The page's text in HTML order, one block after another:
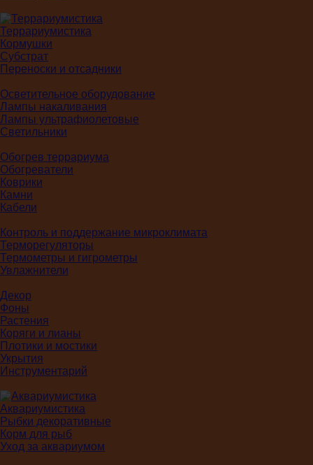
Террариумистика
Кормушки
Субстрат
Переноски и отсадники
Осветительное оборудование
Лампы накаливания
Лампы ультрафиолетовые
Светильники
Обогрев террариума
Обогреватели
Коврики
Камни
Кабели
Контроль и поддержание микроклимата
Терморегуляторы
Термометры и гигрометры
Увлажнители
Декор
Фоны
Растения
Коряги и лианы
Плотики и мостики
Укрытия
Инструментарий
Аквариумистика
Рыбки декоративные
Корм для рыб
Уход за аквариумом